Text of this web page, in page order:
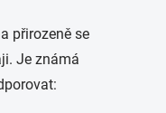
přirozeně se
Je známá